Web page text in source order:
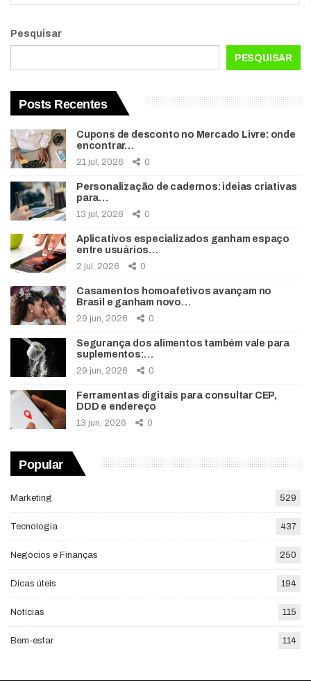
Pesquisar
PESQUISAR
Posts Recentes
Cupons de desconto no Mercado Livre: onde
encontrar…
21 jul, 2026 0
Personalização de cadernos: ideias criativas
para…
13 jul, 2026 0
Aplicativos especializados ganham espaço
entre usuários…
2 jul, 2026 0
Casamentos homoafetivos avançam no
Brasil e ganham novo…
29 jun, 2026 0
Segurança dos alimentos também vale para
suplementos:…
29 jun, 2026 0
Ferramentas digitais para consultar CEP,
DDD e endereço
13 jun, 2026 0
Popular
Marketing 529
Tecnologia 437
Negócios e Finanças 250
Dicas úteis 194
Notícias 115
Bem-estar 114